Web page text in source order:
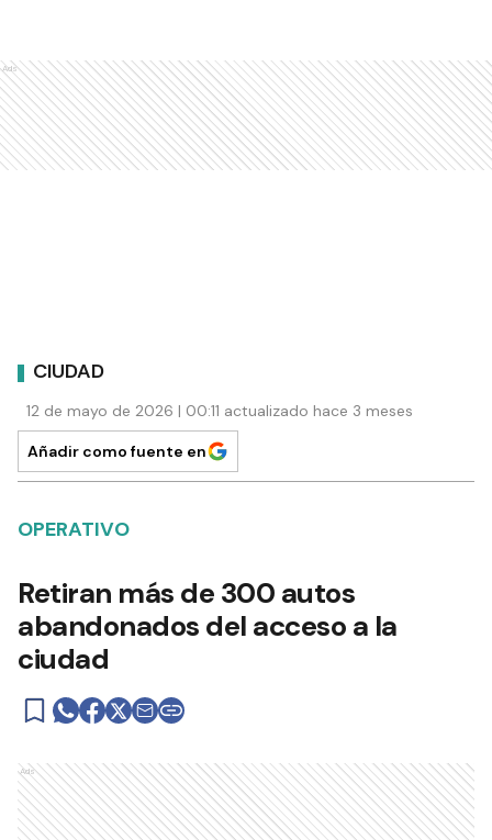
Ads
CIUDAD
12 de mayo de 2026 | 00:11 actualizado hace 3 meses
Añadir como fuente en
OPERATIVO
Retiran más de 300 autos
abandonados del acceso a la
ciudad
Ads